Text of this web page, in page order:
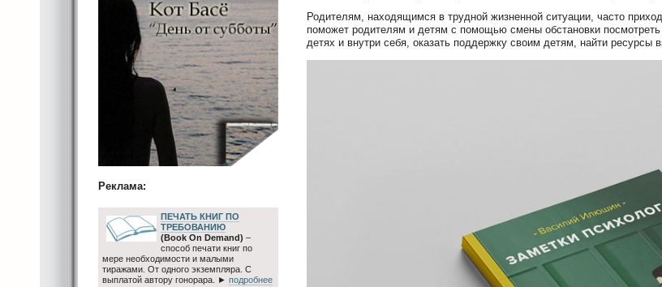
Родителям, находящимся в трудной жизненной ситуации, часто
поможет родителям и детям с помощью смены обстановки
детях и внутри себя, оказать поддержку своим детям, найти
Реклама:
ПЕЧАТЬ КНИГ ПО
ТРЕБОВАНИЮ
(Book On Demand) –
способ печати книг по
мере необходимости и малыми
тиражами. От одного экземпляра. С
выплатой автору гонорара. ► подробнее